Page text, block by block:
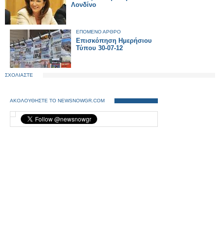
Λονδίνο
ΕΠΟΜΕΝΟ ΑΡΘΡΟ
Επισκόπηση Ημερήσιου
Τύπου 30-07-12
ΣΧΟΛΙΑΣΤΕ
ΑΚΟΛΟΥΘΗΣΤΕ ΤΟ NEWSNOWGR.COM